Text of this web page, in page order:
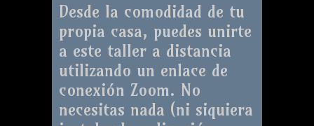
Desde la comodidad de tu
propia casa, puedes unirte
a este taller a distancia
utilizando un enlace de
conexión Zoom. No
necesitas nada (ni siquiera